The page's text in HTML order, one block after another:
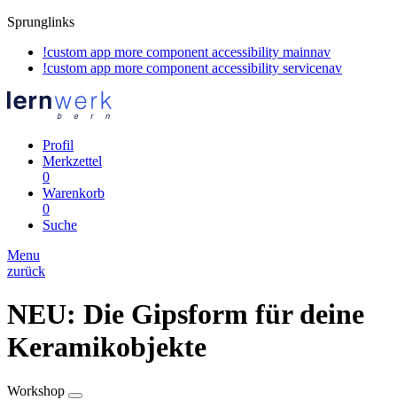
Sprunglinks
!custom app more component accessibility mainnav
!custom app more component accessibility servicenav
Profil
Merkzettel
0
Warenkorb
0
Suche
Menu
zurück
NEU: Die Gipsform für deine
Keramikobjekte
Workshop